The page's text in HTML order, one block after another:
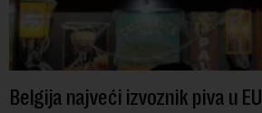
Belgija najveći izvoznik piva u EU